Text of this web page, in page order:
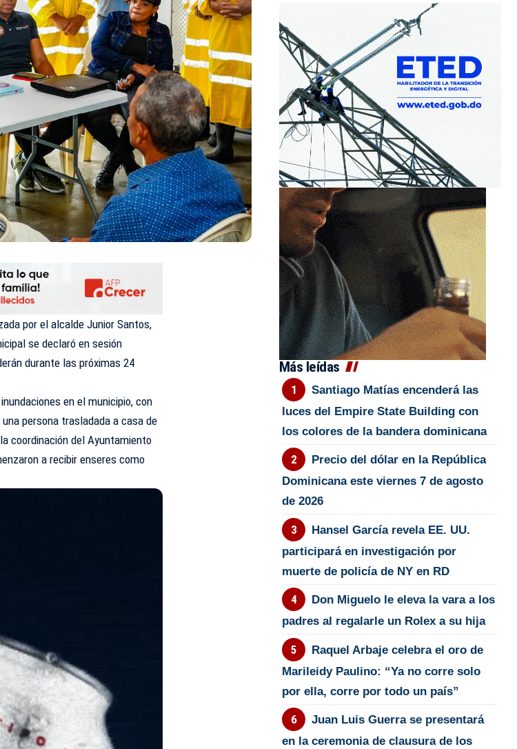
por el alcalde Junior Santos,
se declaró en sesión
durante las próximas 24
en el municipio, con
persona trasladada a casa de
coordinación del Ayuntamiento
a recibir enseres como
Más leídas
Santiago Matías encenderá las
luces del Empire State Building con
los colores de la bandera dominicana
Precio del dólar en la República
Dominicana este viernes 7 de agosto
de 2026
Hansel García revela EE. UU.
participará en investigación por
muerte de policía de NY en RD
Don Miguelo le eleva la vara a los
padres al regalarle un Rolex a su hija
Raquel Arbaje celebra el oro de
Marileidy Paulino: “Ya no corre solo
por ella, corre por todo un país”
Juan Luis Guerra se presentará
en la ceremonia de clausura de los